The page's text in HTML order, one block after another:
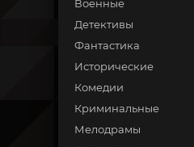
Военные
Детективы
Фантастика
Исторические
Комедии
Криминальные
Мелодрамы